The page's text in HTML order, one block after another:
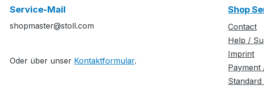
Service-Mail
shopmaster@stoll.com
Oder über unser Kontaktformular.
Shop
Contact
Help /
Imprint
Payment
Standard